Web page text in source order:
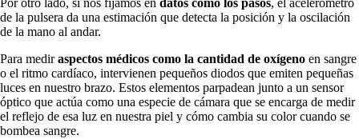
Por otro lado, si nos fijamos en datos como los pasos, el acelerómetro
de la pulsera da una estimación que detecta la posición y la oscilación
de la mano al andar.
Para mediraspectos médicos como la cantidad de oxígeno en sangre
o el ritmo cardíaco, intervienen pequeños diodos que emiten pequeñas
luces en nuestro brazo. Estos elementos parpadean junto a un sensor
óptico que actúa como una especie de cámara que se encarga de medir
el reflejo de esa luz en nuestra piel y cómo cambia su color cuando se
bombea sangre.